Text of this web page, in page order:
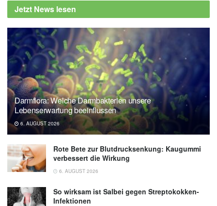
Jetzt News lesen
Darmflora: Welche Darmbakterien unsere
Lebenserwartung beeinflussen
6. AUGUST 2026
Rote Bete zur Blutdrucksenkung: Kaugummi
verbessert die Wirkung
6. AUGUST 2026
So wirksam ist Salbei gegen Streptokokken-
Infektionen